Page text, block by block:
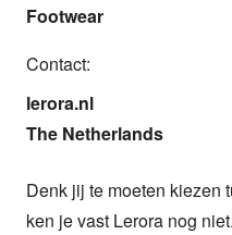
Footwear
Contact:
lerora.nl
The Netherlands
Denk jij te moeten kiezen
ken je vast Lerora nog